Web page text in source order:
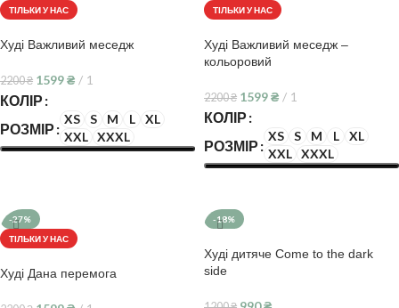
ТІЛЬКИ У НАС
Худі Важливий меседж
2200₴ 1599₴ 1
КОЛІР
РОЗМІР
XS S M L
XL
XXL XXXL
ТІЛЬКИ У НАС
Худі Важливий меседж –
кольоровий
2200₴ 1599₴ 1
КОЛІР
РОЗМІР
XS S M L
XL
XXL XXXL
-27%
ТІЛЬКИ У НАС
Худі Дана перемога
-18%
Худі дитяче Come to the dark
side